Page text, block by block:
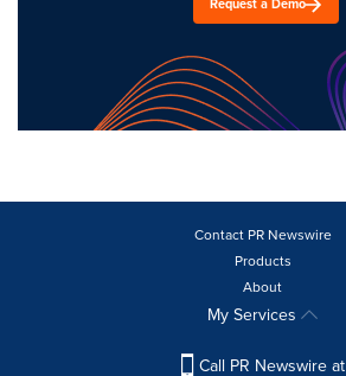
Contact PR Newswire
Products
About
My Services
Call PR Newswire at